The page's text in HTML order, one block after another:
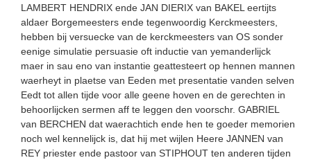
LAMBERT HENDRIX ende JAN DIERIX van BAKEL eertijts
aldaer Borgemeesters ende tegenwoor­dig Kerckmeesters,
hebben bij versuecke van de kerckmeesters van OS sonder
eenige simulatie persuasie oft inductie van yemanderlijck
maer in sau eno van instantie geattesteert op hennen mannen
waerheyt in plaetse van Eeden met presentatie vanden selven
Eedt tot allen tijde voor alle geene hoven en de gerechten in
behoorlijcken sermen aff te leggen den voorschr. GABRIEL
van BERCHEN dat waerachtich ende hen te goeder memorien
noch wel kennelijck is, dat hij met wijlen Heere JANNEN van
REY priester ende pastoor van STIPHOUT ten anderen tijden